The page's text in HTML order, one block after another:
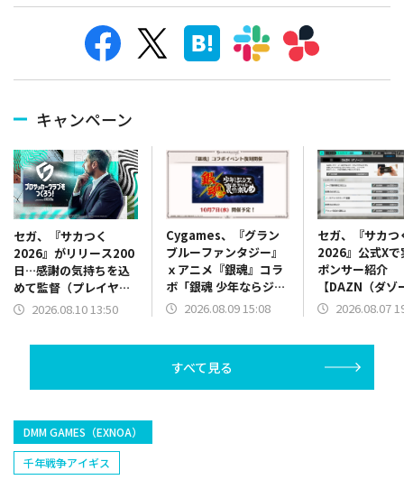
キャンペーン
セガ、『サカつく
2026』がリリース200
日…感謝の気持ちを込
めて監督（プレイヤ
ー）へ特別なプレゼン
2026.08.10 13:50
Cygames、『グラン
ブルーファンタジー』
ｘアニメ『銀魂』コラ
ボ「銀魂 少年ならジャ
ンプの裏表紙までちゃ
2026.08.09 15:08
セガ、『サカつ
2026』公式Xで
ポンサー紹介
【DAZN（ダゾ
ン）】篇をポス
2026.08.07
すべて見る
DMM GAMES（EXNOA）
千年戦争アイギス